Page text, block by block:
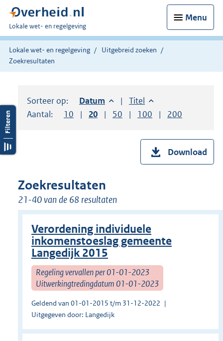
Menu
U
bent
hier:
Lokale wet- en regelgeving
Lokale wet- en regelgeving
Uitgebreid zoeken
Zoekresultaten
Sorteer op: Sorteer op:
Datum aflopendSorteer op:
Titel oplopend
Aantal:
Toon
10 resultaten per pagina
Toon
20 resultaten per pagina
Toon
50 resultaten per pagina
Toon
100 resultaten per
Toon
200
Download
Zoekresultaten
21-40 van de 68 resultaten
Verordening individuele
inkomenstoeslag gemeente
Langedijk 2015
Regeling vervallen per 01-01-2023
Uitwerkingtredingdatum 01-01-2023
Geldend van 01-01-2015 t/m 31-12-2022
Uitgegeven door: Langedijk